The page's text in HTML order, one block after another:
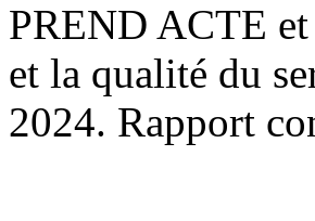
PREND ACTE
et la qualité du
2024. Rapport